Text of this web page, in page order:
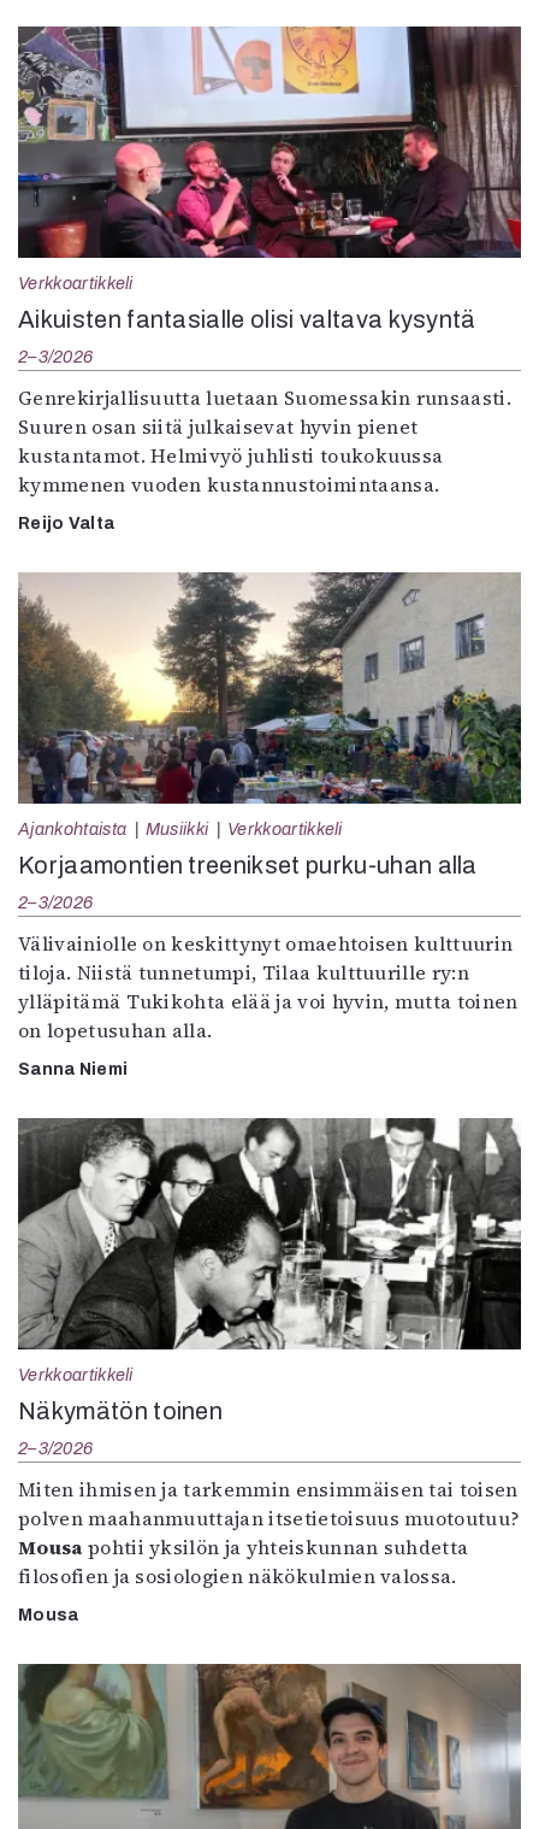
Verkkoartikkeli
Aikuisten fantasialle olisi valtava kysyntä
2–3/2026
Genrekirjallisuutta luetaan Suomessakin runsaasti.
Suuren osan siitä julkaisevat hyvin pienet
kustantamot. Helmivyö juhlisti toukokuussa
kymmenen vuoden kustannustoimintaansa.
Reijo Valta
Ajankohtaista Musiikki Verkkoartikkeli
Korjaamontien treenikset purku-uhan alla
2–3/2026
Välivainiolle on keskittynyt omaehtoisen kulttuurin
tiloja. Niistä tunnetumpi, Tilaa kulttuurille ry:n
ylläpitämä Tukikohta elää ja voi hyvin, mutta toinen
on lopetusuhan alla.
Sanna Niemi
Verkkoartikkeli
Näkymätön toinen
2–3/2026
Miten ihmisen ja tarkemmin ensimmäisen tai toisen
polven maahanmuuttajan itsetietoisuus muotoutuu?
Mousa pohtii yksilön ja yhteiskunnan suhdetta
filosofien ja sosiologien näkökulmien valossa.
Mousa